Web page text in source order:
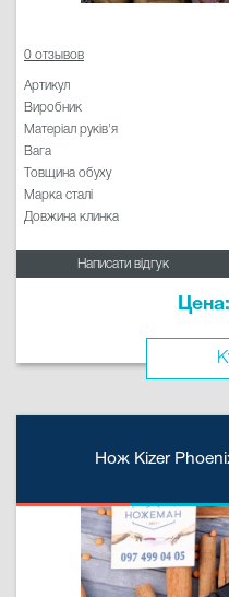
0 отзывов
Артикул
Виробник
Матеріал руків'я
Вага
Товщина обуху
Марка сталі
Довжина клинка
Написати відгук
Нож Kizer